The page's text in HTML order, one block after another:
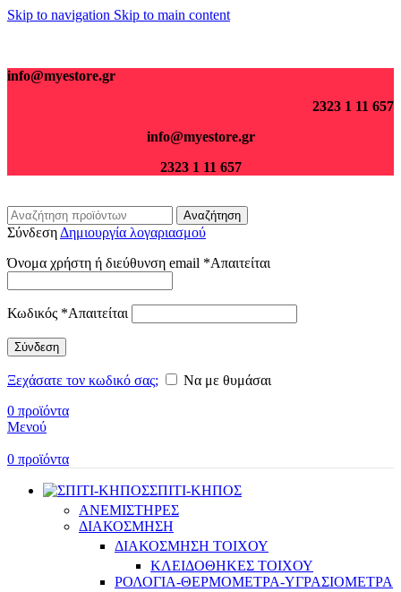
Skip to navigation Skip to main content
info@myestore.gr
2323 1 11 657
info@myestore.gr
2323 1 11 657
Αναζήτηση
Σύνδεση Δημιουργία λογαριασμού
Όνομα χρήστη ή διεύθυνση email *Απαιτείται
Κωδικός *Απαιτείται
Σύνδεση
Ξεχάσατε τον κωδικό σας;
Να με θυμάσαι
0 προϊόντα
Μενού
0 προϊόντα
ΣΠΙΤΙ-ΚΗΠΟΣ
ΑΝΕΜΙΣΤΗΡΕΣ
ΔΙΑΚΟΣΜΗΣΗ
ΔΙΑΚΟΣΜΗΣΗ ΤΟΙΧΟΥ
ΚΛΕΙΔΟΘΗΚΕΣ ΤΟΙΧΟΥ
ΡΟΛΟΓΙΑ-ΘΕΡΜΟΜΕΤΡΑ-ΥΓΡΑΣΙΟΜΕΤΡΑ